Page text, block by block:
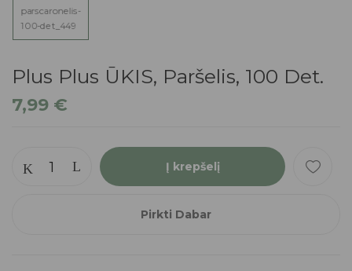
Plus Plus ŪKIS, Paršelis, 100 Det.
7,99 €
Į krepšelį
Pirkti Dabar